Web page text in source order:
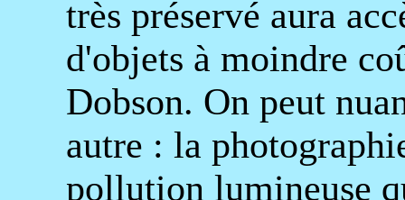
très préservé aura
d'objets à moindre
Dobson. On peut
autre : la
pollution lumineuse